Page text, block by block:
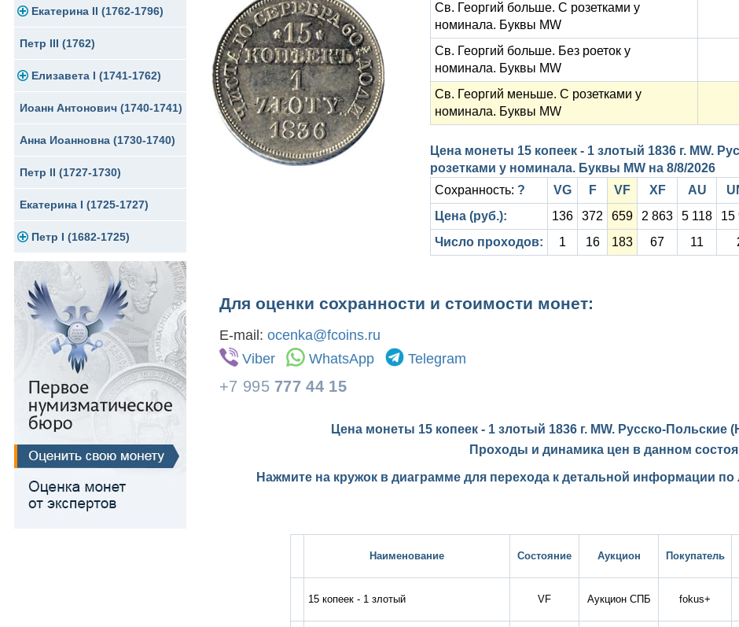
Серебро
Медь
Для Грузии
Для Польши
Золото
Серебро
Медь
Екатерина II (1762-1796)
Золото
Серебро
Медь
Сибирские монеты
Для Молдавии и Валахии
Таврические монеты
Петр III (1762)
Елизавета I (1741-1762)
Золото
Серебро
Медь
Для Пруссии
Ливонезы
Альбертусталер
Иоанн Антонович (1740-1741)
Анна Иоанновна (1730-1740)
Петр II (1727-1730)
Екатерина I (1725-1727)
Петр I (1682-1725)
Золото
Серебро
Медь
Для Речи Посполитой
Cв. Георгий больше. C розетками у
номинала. Буквы MW
Cв. Георгий больше. Без роеток у
номинала. Буквы MW
Св. Георгий меньше. С розетками у
номинала. Буквы MW
Цена монеты 15 копеек - 1 злотый 1836 г. MW.
розетками у номинала. Буквы MW на 8/8/2026
Сохранность: ? VG F VF XF AU
Цена (руб.):
136 372 659 2 863 5 118
15
Число проходов:
1 16 183 67 11
Для оценки сохранности и стоимости монет:
E-mail: ocenka@fcoins.ru
Viber
WhatsApp Telegram
+7 995 777 44 15
Цена монеты 15 копеек - 1 злотый 1836 г. MW. Русско-Польские
Проходы и динамика цен в данном
Нажмите на кружок в диаграмме для перехода к детальной информации по
Наименование Состояние Аукцион Покупатель
15 копеек - 1 злотый VF Аукцион СПБ fokus+